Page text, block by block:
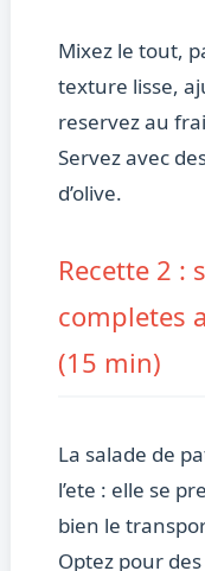
Mixez le tout,
texture lisse,
reservez au
Servez avec
d’olive.
Recette 2 :
completes
(15 min)
La salade de
l’ete : elle se
bien le
Optez pour